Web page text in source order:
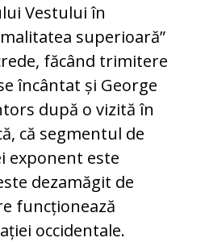
Vestului în
superioară”
făcând trimitere
încântat și George
după o vizită în
că segmentul de
exponent este
dezamăgit de
funcționează
occidentale.